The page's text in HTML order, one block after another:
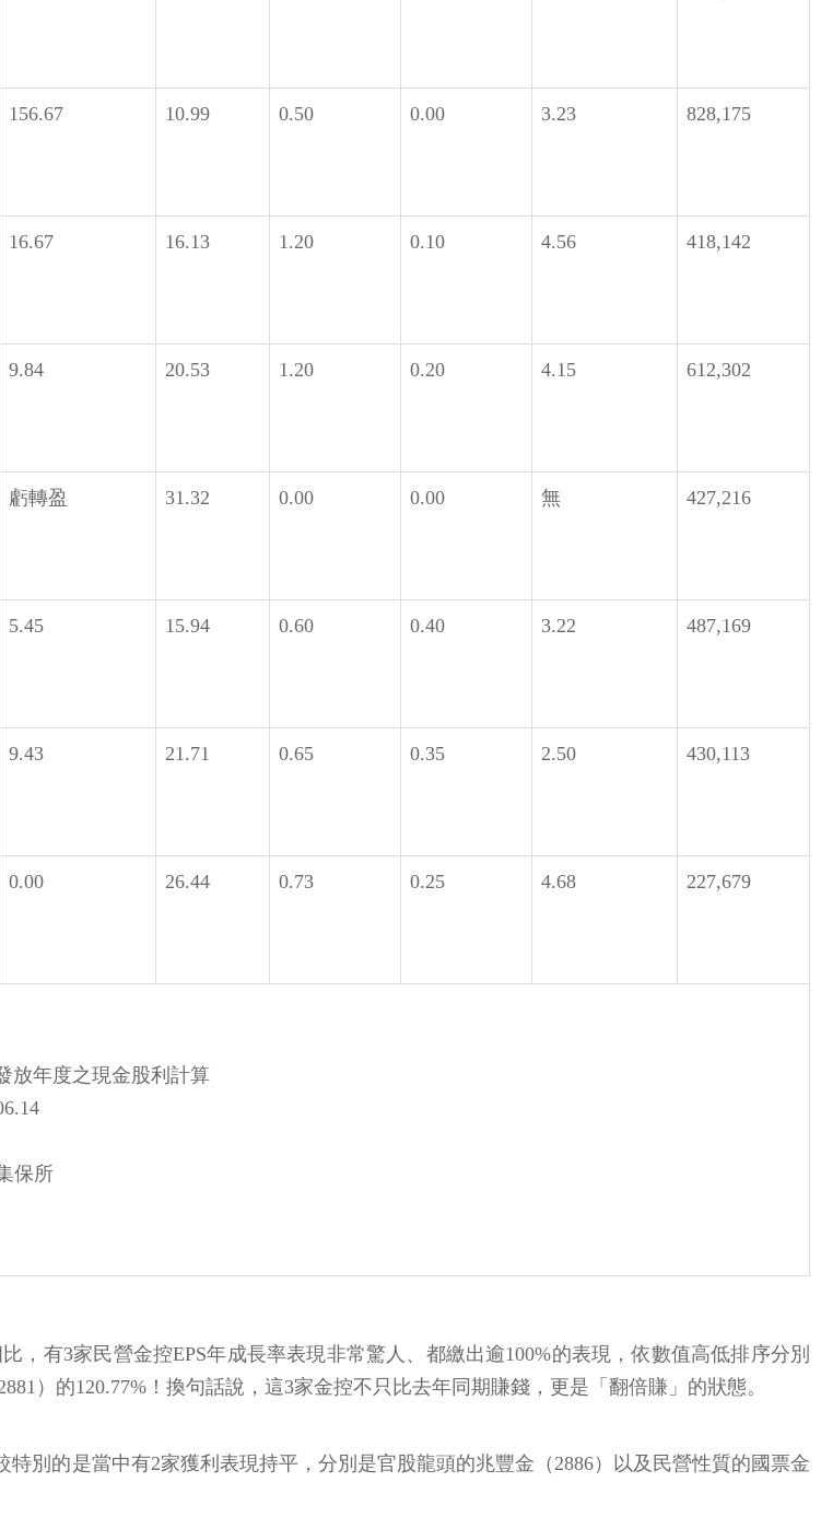
156.67 10.99 0.50 0.00 3.23 828,175
16.67 16.13 1.20 0.10 4.56 418,142
9.84 20.53 1.20 0.20 4.15 612,302
虧轉盈 31.32 0.00 0.00 無 427,216
5.45 15.94 0.60 0.40 3.22 487,169
9.43 21.71 0.65 0.35 2.50 430,113
0.00 26.44 0.73 0.25 4.68 227,679
放年度之現金股利計算
保所
，有3家民營金控EPS年成長率表現非常驚人、都繳出逾100%的表現，依數值高低排序分別
）的120.77%！換句話說，這3家金控不只比去年同期賺錢，更是「翻倍賺」的狀態。
別的是當中有2家獲利表現持平，分別是官股龍頭的兆豐金（2886）以及民營性質的國票金